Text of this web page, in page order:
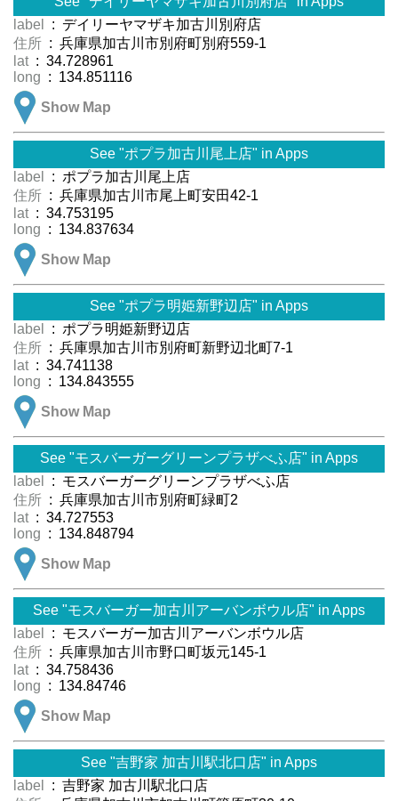
label
: デイリーヤマザキ加古川別府店
住所 : 兵庫県加古川市別府町別府559-1
lat : 34.728961
long : 134.851116
Show Map
See "ポプラ加古川尾上店" in Apps
label
: ポプラ加古川尾上店
住所 : 兵庫県加古川市尾上町安田42-1
lat : 34.753195
long : 134.837634
Show Map
See "ポプラ明姫新野辺店" in Apps
label
: ポプラ明姫新野辺店
住所 : 兵庫県加古川市別府町新野辺北町7-1
lat : 34.741138
long : 134.843555
Show Map
See "モスバーガーグリーンプラザべふ店" in Apps
label
: モスバーガーグリーンプラザべふ店
住所 : 兵庫県加古川市別府町緑町2
lat : 34.727553
long : 134.848794
Show Map
See "モスバーガー加古川アーバンボウル店" in Apps
label
: モスバーガー加古川アーバンボウル店
住所 : 兵庫県加古川市野口町坂元145-1
lat : 34.758436
long : 134.84746
Show Map
See "吉野家 加古川駅北口店" in Apps
label
: 吉野家 加古川駅北口店